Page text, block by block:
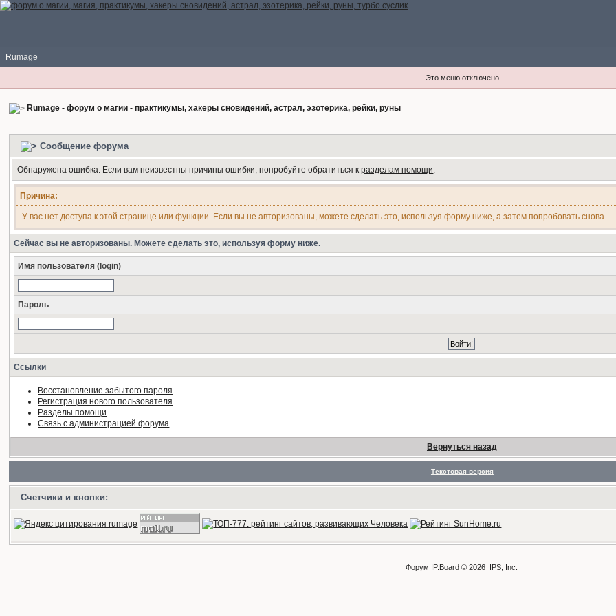
Rumage
Это меню отключено
Rumage - форум о магии - практикумы, хакеры сновидений, астрал, эзотерика, рейки, руны
Сообщение форума
Обнаружена ошибка. Если вам неизвестны причины ошибки, попробуйте обратиться кразделам помощи.
Причина:
У вас нет доступа к этой странице или функции. Если вы не авторизованы, можете сделать это, используя форму ниже, а затем попробовать снова.
Сейчас вы не авторизованы. Можете сделать это, используя форму ниже.
Имя пользователя (login)
Пароль
Ссылки
Восстановление забытого пароля
Регистрация нового пользователя
Разделы помощи
Связь с администрацией форума
Вернуться назад
Текстовая версия
Счетчики и кнопки:
Форум IP.Board © 2026 IPS, Inc